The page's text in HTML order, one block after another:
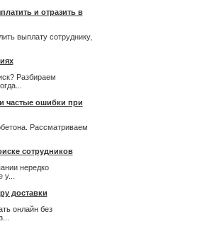
и отразить в
выплату сотруднику,
Разбираем
частые ошибки при
Рассматриваем
сотрудников
нередко
доставки
онлайн без